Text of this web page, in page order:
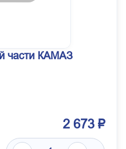
части КАМАЗ
2 673 ₽